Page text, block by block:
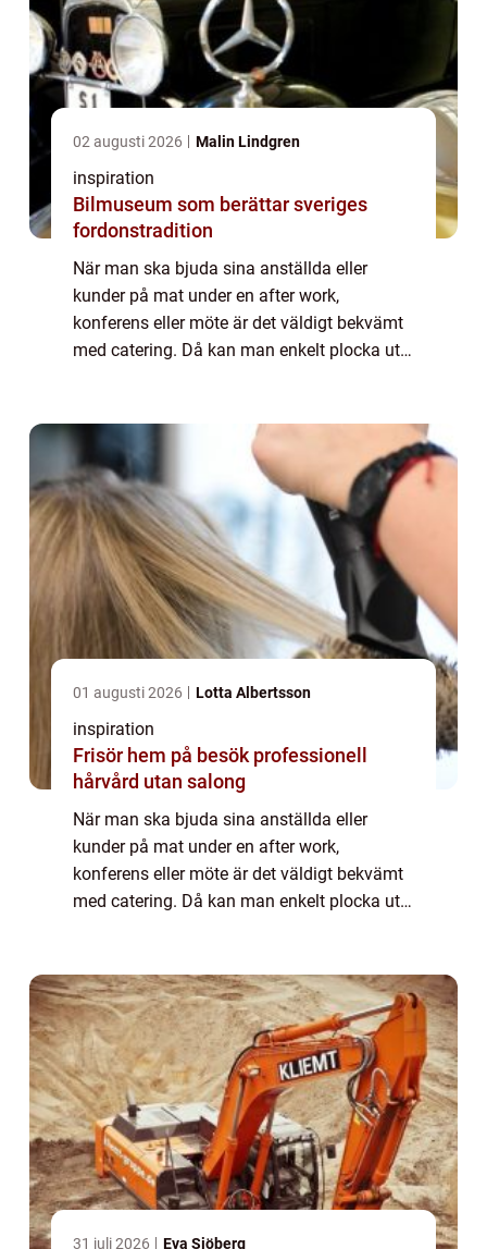
02 augusti 2026 Malin Lindgren
inspiration
Bilmuseum som berättar sveriges
fordonstradition
När man ska bjuda sina anställda eller
kunder på mat under en after work,
konferens eller möte är det väldigt bekvämt
med catering. Då kan man enkelt plocka ut
01 augusti 2026 Lotta Albertsson
inspiration
Frisör hem på besök professionell
hårvård utan salong
När man ska bjuda sina anställda eller
kunder på mat under en after work,
konferens eller möte är det väldigt bekvämt
med catering. Då kan man enkelt plocka ut
31 juli 2026 Eva Sjöberg